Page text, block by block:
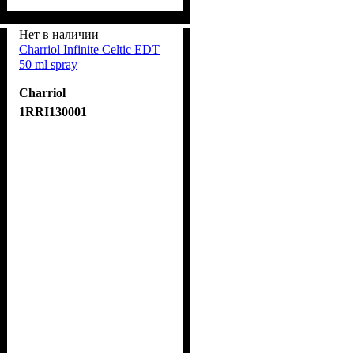
Нет в наличии
Charriol Infinite Celtic EDT
50 ml spray
Charriol
1RRI130001